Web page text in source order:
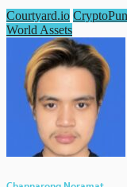
Courtyard.io
World Assets